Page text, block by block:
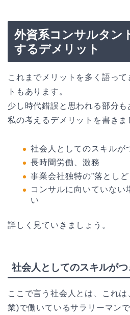
外資系コンサルタン
するデメリット
これまでメリットを多く語っ
トもあります。
少し時代錯誤と思われる部分も
私の考えるデメリットを書きま
社会人としてのスキルが
長時間労働、激務
事業会社独特の”落とし
コンサルに向いていない
い
詳しく見ていきましょう。
社会人としてのスキルが
ここで言う社会人とは、これ
業)で働いているサラリーマン